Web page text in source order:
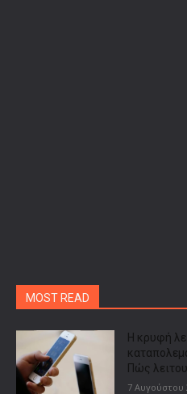
MOST READ
Η κρυφή
Πώς
7 Αυγούστου